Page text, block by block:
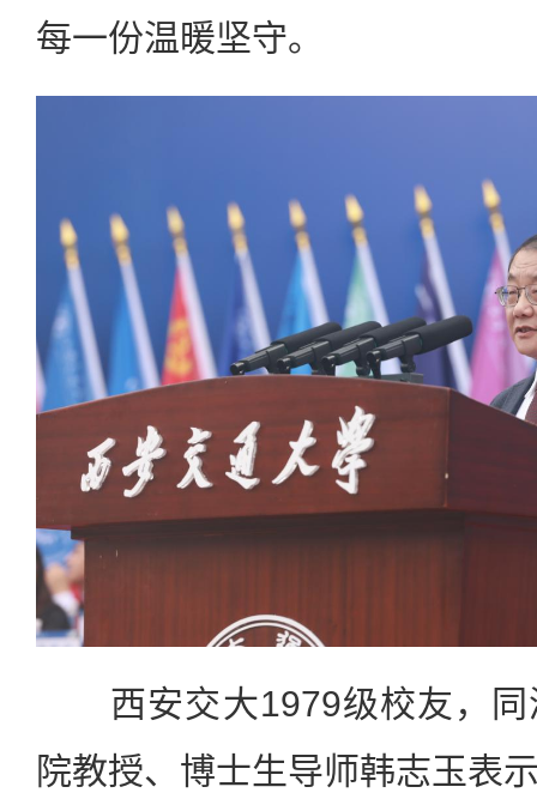
每一份温暖坚守。
西安交大1979级校友，同
院教授、博士生导师韩志玉表